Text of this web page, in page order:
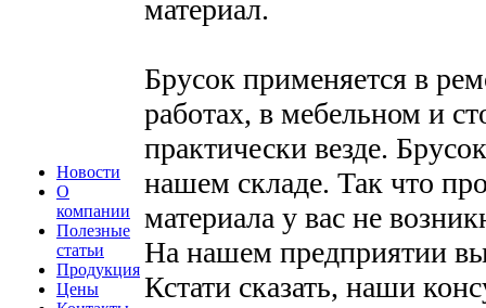
Новости
О
компании
Полезные
статьи
Продукция
Цены
материал.
Брусок применяется в
работах, в мебельном и
практически везде.
нашем складе. Так что
материала у вас не
На нашем предприятии
Кстати сказать, наши